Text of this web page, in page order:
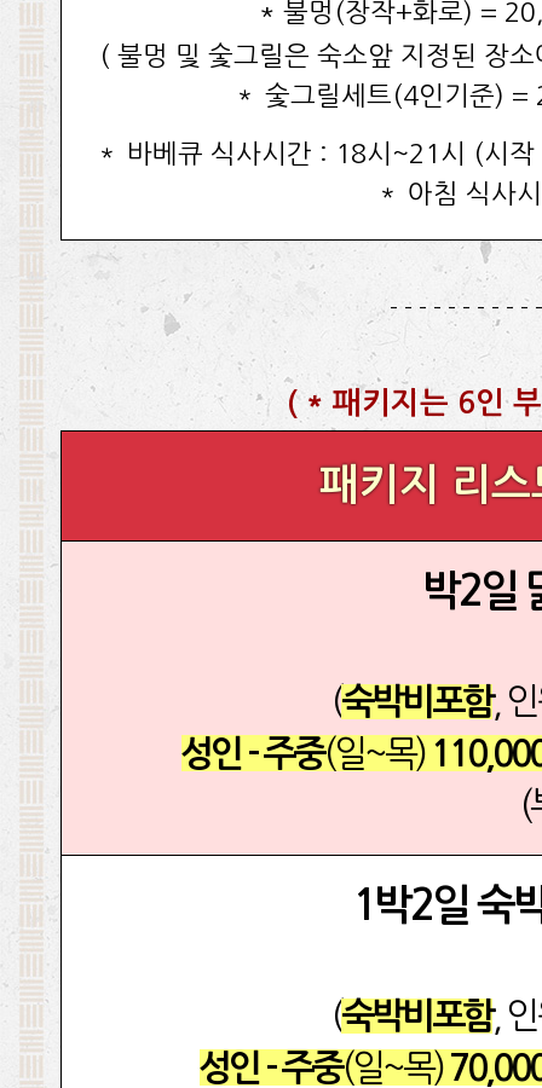
* 불멍(장작+화로) =
( 불멍 및 숯그릴은 숙소앞 지정된 장
＊ 숯그릴세트(4인기준)
＊ 바베큐 식사시간 : 18시~21시 (시
＊ 아침 식사
- - - - - - - - - -
( * 패키지는 6인
패키지 리
박2일
(숙박비포함,
성인 - 주중(일~목)
(
1박2일 숙
(숙박비포함,
성인 - 주중(일~목)